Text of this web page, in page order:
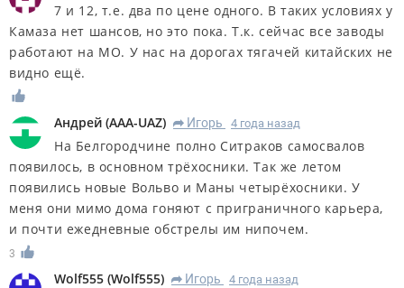
7 и 12, т.е. два по цене одного. В таких условиях у
Камаза нет шансов, но это пока. Т.к. сейчас все заводы
работают на МО. У нас на дорогах тягачей китайских не
видно ещё.
Андрей (AAA-UAZ) R Игорь 4 года назад
На Белгородчине полно Ситраков самосвалов
появилось, в основном трёхосники. Так же летом
появились новые Вольво и Маны четырёхосники. У
меня они мимо дома гоняют с приграничного карьера,
и почти ежедневные обстрелы им нипочем.
3
Wolf555 (Wolf555) R Игорь 4 года назад